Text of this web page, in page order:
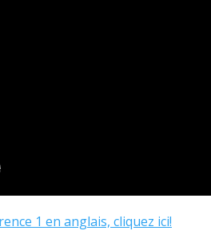
1 en anglais, cliquez ici!